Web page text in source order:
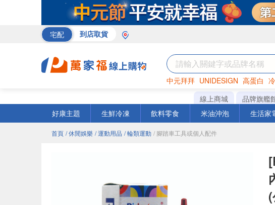
宅配 到店取貨
中元拜拜 UNIDESIGN 高蛋白
罐頭 咖啡 海苔
線上商城 品牌旗艦
好康主題
生鮮冷凍 飲料零食 米油沖泡 生活家
首頁 / 休閒娛樂 / 運動用品 / 輪類運動 / 腳踏車工具或個人配件